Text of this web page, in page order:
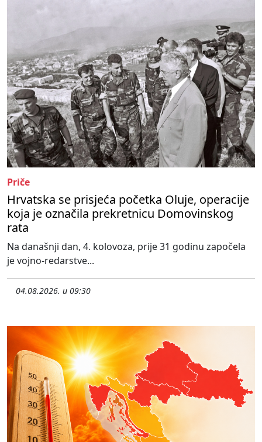
Priče
Hrvatska se prisjeća početka Oluje, operacije
koja je označila prekretnicu Domovinskog
rata
Na današnji dan, 4. kolovoza, prije 31 godinu započela
je vojno-redarstve...
04.08.2026. u 09:30